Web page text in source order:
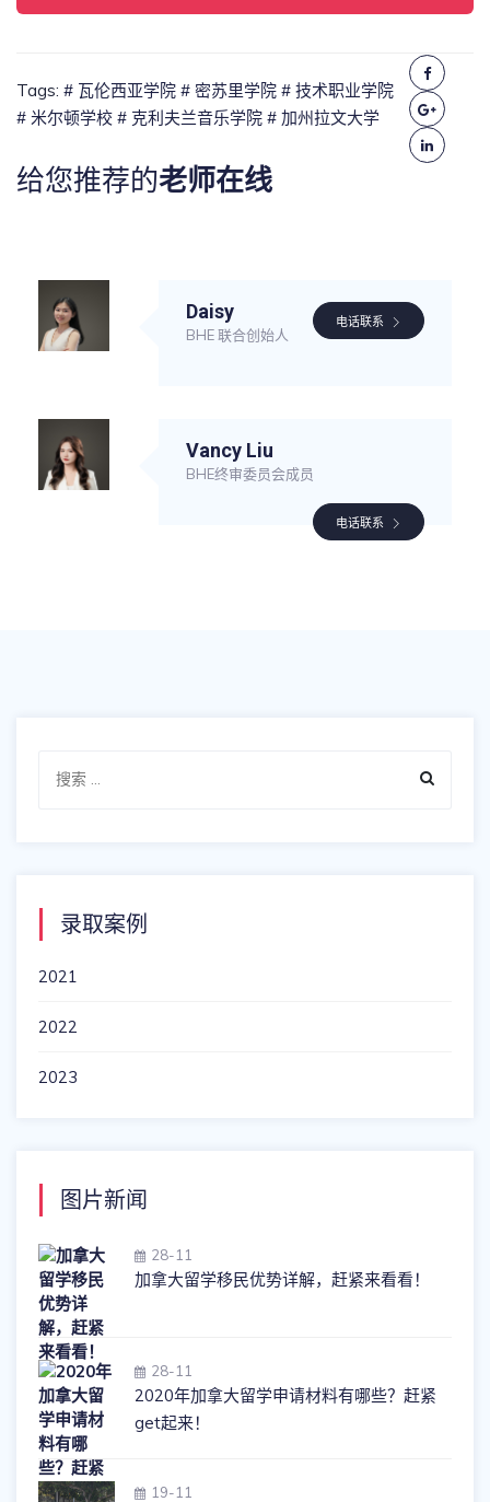
Tags: # 瓦伦西亚学院 # 密苏里学院 # 技术职业学院
# 米尔顿学校 # 克利夫兰音乐学院 # 加州拉文大学
给您推荐的老师在线
Daisy
BHE 联合创始人
电话联系
Vancy Liu
BHE终审委员会成员
电话联系
for:
录取案例
2021
2022
2023
图片新闻
28-11
加拿大留学移民优势详解，赶紧来看看！
28-11
2020年加拿大留学申请材料有哪些？赶紧
get起来！
19-11